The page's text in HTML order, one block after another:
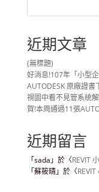
近期文章
(無標題)
好消息!107年「小型
AUTODESK 原廠證書
視圖中看不見管系統
賀!本周通過11張
近期留言
「sada 」於〈REVIT
「蘇筱晴」於〈